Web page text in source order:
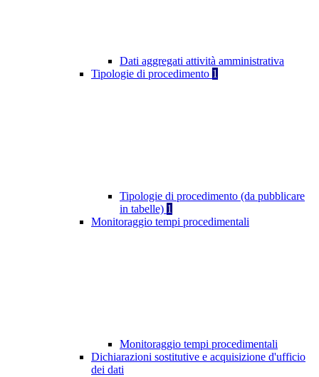
Dati aggregati attività amministrativa
Tipologie di procedimento 1
Tipologie di procedimento (da pubblicare
in tabelle) 1
Monitoraggio tempi procedimentali
Monitoraggio tempi procedimentali
Dichiarazioni sostitutive e acquisizione d'ufficio
dei dati